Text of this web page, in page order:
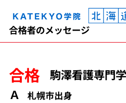
KATEKYO学院 北海道
合格者のメッセージ
合格
駒澤看護専門
Ａ
札幌市出身